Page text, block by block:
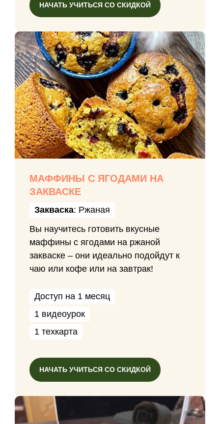
НАЧАТЬ УЧИТЬСЯ СО СКИДКОЙ
МАФФИНЫ С ЯГОДАМИ НА
ЗАКВАСКЕ
Закваска: Ржаная
Вы научитесь готовить вкусные
маффины с ягодами на ржаной
закваске – они идеально подойдут к
чаю или кофе или на завтрак!
Доступ на 1 месяц
1 видеоурок
1 техкарта
НАЧАТЬ УЧИТЬСЯ СО СКИДКОЙ